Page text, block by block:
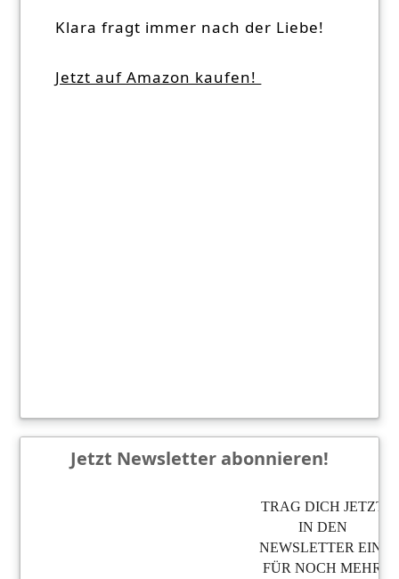
Klara fragt immer nach der Liebe!
Jetzt auf Amazon kaufen!
Jetzt Newsletter abonnieren!
TRAG DICH JETZT
IN DEN
NEWSLETTER EIN,
FÜR NOCH MEHR